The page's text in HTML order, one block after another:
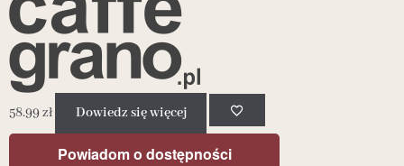
58.99zł Dowiedz się więcej
Powiadom o dostępności